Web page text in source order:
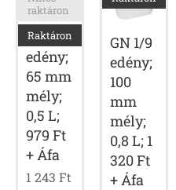
GN 1/9
edény;
65 mm
mély;
0,5 L;
979 Ft
+ Áfa
raktáron
Raktáron
1 243 Ft
GN 1/9
edény;
100
mm
mély;
0,8 L; 1
320 Ft
+ Áfa